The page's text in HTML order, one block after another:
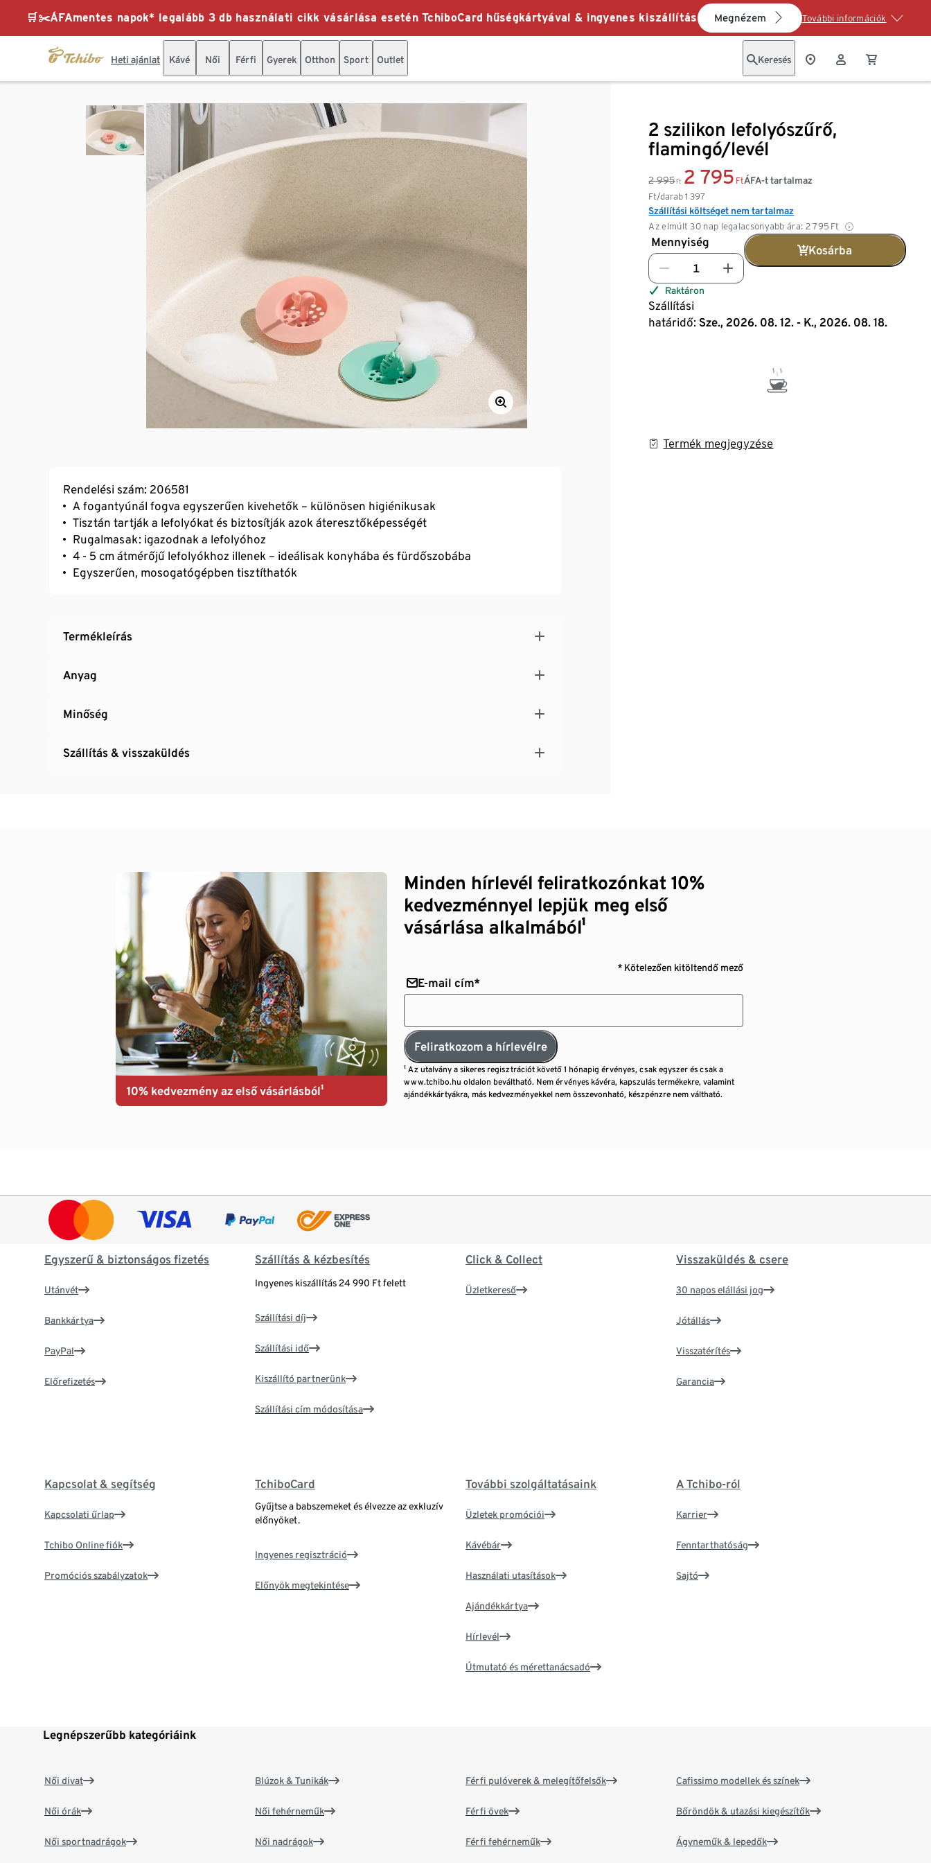
🛒✂️ÁFAmentes napok* legalább 3 db használati cikk vásárlása esetén TchiboCard hűségkártyával & ingyenes kiszállítás Megnézem További információk
Heti ajánlat Kávé Női Férfi Gyerek Otthon Sport Outlet Keresés
2 szilikon lefolyószűrő,
flamingó/levél
2 995 Ft 2 795 Ft
Ft/darab1 397
Az elmúlt 30 nap legalacsonyabb ára: 2 795 Ft
ÁFA-t tartalmaz
Szállítási költséget nem tartalmaz
Mennyiség
Kosárba
Raktáron
Szállítási
határidő: Sze., 2026. 08. 12. - K., 2026. 08. 18.
Termék megjegyzése
Rendelési szám: 206581
A fogantyúnál fogva egyszerűen kivehetők – különösen higiénikusak
Tisztán tartják a lefolyókat és biztosítják azok áteresztőképességét
Rugalmasak: igazodnak a lefolyóhoz
4 - 5 cm átmérőjű lefolyókhoz illenek – ideálisak konyhába és fürdőszobába
Egyszerűen, mosogatógépben tisztíthatók
Termékleírás
Anyag
Minőség
Szállítás & visszaküldés
10% kedvezmény az első vásárlásból¹
Minden hírlevél feliratkozónkat 10%
kedvezménnyel lepjük meg első
vásárlása alkalmából¹
* Kötelezően kitöltendő mező
E-mail cím*
Feliratkozom a hírlevélre
¹ Az utalvány a sikeres regisztrációt követő 1 hónapig érvényes, csak egyszer és csak a
www.tchibo.hu oldalon beváltható. Nem érvényes kávéra, kapszulás termékekre, valamint
ajándékkártyákra, más kedvezményekkel nem összevonható, készpénzre nem váltható.
Egyszerű & biztonságos fizetés
Utánvét
Bankkártya
PayPal
Előrefizetés
Szállítás & kézbesítés
Ingyenes kiszállítás 24 990 Ft felett
Szállítási díj
Szállítási idő
Kiszállító partnerünk
Szállítási cím módosítása
Click & Collect
Üzletkereső
Visszaküldés & csere
30 napos elállási jog
Jótállás
Visszatérítés
Garancia
Kapcsolat & segítség
Kapcsolati űrlap
Tchibo Online fiók
Promóciós szabályzatok
TchiboCard
Gyűjtse a babszemeket és élvezze az exkluzív
előnyöket.
Ingyenes regisztráció
Előnyök megtekintése
További szolgáltatásaink
Üzletek promóciói
Kávébár
Használati utasítások
Ajándékkártya
Hírlevél
Útmutató és mérettanácsadó
A Tchibo-ról
Karrier
Fenntarthatóság
Sajtó
Legnépszerűbb kategóriáink
Női divat
Női órák
Női sportnadrágok
Blúzok & Tunikák
Női fehérneműk
Női nadrágok
Férfi pulóverek & melegítőfelsők
Férfi övek
Férfi fehérneműk
Cafissimo modellek és színek
Bőröndök & utazási kiegészítők
Ágyneműk & lepedők